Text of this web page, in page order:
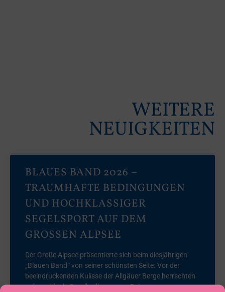
WEITERE
NEUIGKEITEN
BLAUES BAND 2026 –
TRAUMHAFTE BEDINGUNGEN
UND HOCHKLASSIGER
SEGELSPORT AUF DEM
GROSSEN ALPSEE
Der Große Alpsee präsentierte sich beim diesjährigen
„Blauen Band“ von seiner schönsten Seite. Vor der
beeindruckenden Kulisse der Allgäuer Berge herrschten
nahezu ideale Segelbedingungen. Bei